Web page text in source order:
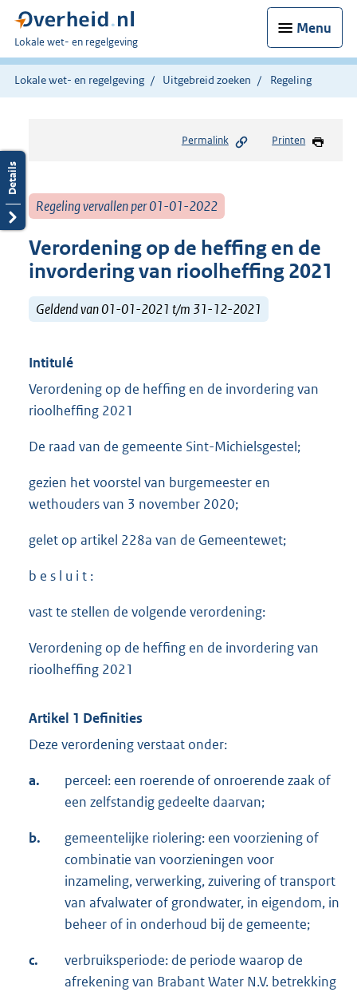
Menu
U
bent
hier:
Lokale wet- en regelgeving
Lokale wet- en regelgeving Uitgebreid zoeken Regeling
Permalink Printen
Regeling vervallen per 01-01-2022
Verordening op de heffing en de
invordering van rioolheffing 2021
Geldend van 01-01-2021 t/m 31-12-2021
Intitulé
Verordening op de heffing en de invordering van
rioolheffing 2021
De raad van de gemeente Sint-Michielsgestel;
gezien het voorstel van burgemeester en
wethouders van 3 november 2020;
gelet op artikel 228a van de Gemeentewet;
b e s l u i t :
vast te stellen de volgende verordening:
Verordening op de heffing en de invordering van
rioolheffing 2021
Artikel 1 Definities
Deze verordening verstaat onder:
a.
perceel: een roerende of onroerende zaak of
een zelfstandig gedeelte daarvan;
b.
gemeentelijke riolering: een voorziening of
combinatie van voorzieningen voor
inzameling, verwerking, zuivering of transport
van afvalwater of grondwater, in eigendom, in
beheer of in onderhoud bij de gemeente;
c.
verbruiksperiode: de periode waarop de
afrekening van Brabant Water N.V. betrekking